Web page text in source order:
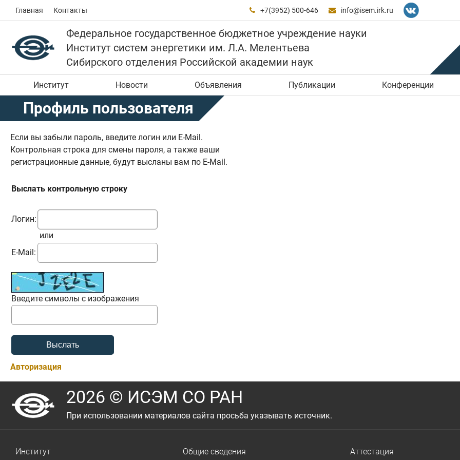
Главная Контакты  +7(3952) 500-646  info@isem.irk.ru
Федеральное государственное бюджетное учреждение науки
Институт систем энергетики им. Л.А. Мелентьева
Сибирского отделения Российской академии наук
Институт Новости Объявления Публикации Конференции
Профиль пользователя
Если вы забыли пароль, введите логин или E-Mail.
Контрольная строка для смены пароля, а также ваши
регистрационные данные, будут высланы вам по E-Mail.
Выслать контрольную строку
Логин:
или
E-Mail:
Введите символы с изображения
Авторизация
2026 © ИСЭМ СО РАН
При использовании материалов сайта просьба указывать источник.
Институт
Общие сведения
Аттестация